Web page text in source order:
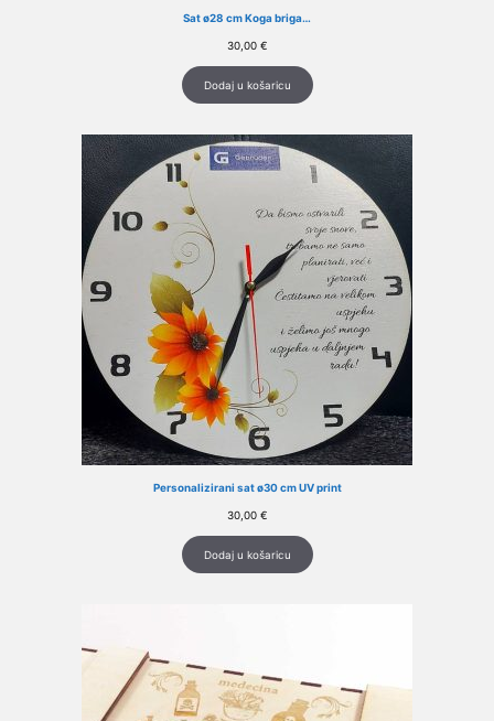
Sat ø28 cm Koga briga…
30,00 €
Dodaj u košaricu
Personalizirani sat ø30 cm UV print
30,00 €
Dodaj u košaricu